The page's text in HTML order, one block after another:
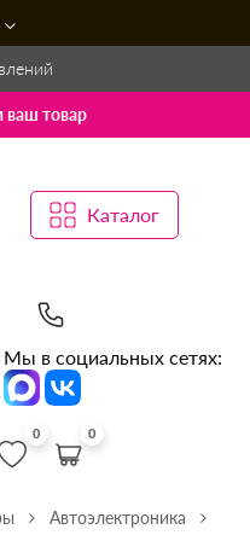
товар
Каталог
Мы в социальных сетях:
0 0
Автоэлектроника